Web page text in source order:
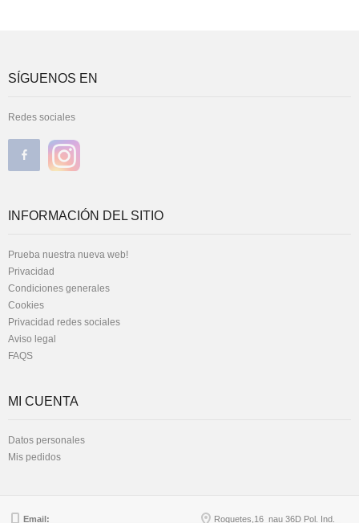
SÍGUENOS EN
Redes sociales
INFORMACIÓN DEL SITIO
Prueba nuestra nueva web!
Privacidad
Condiciones generales
Cookies
Privacidad redes sociales
Aviso legal
FAQS
MI CUENTA
Datos personales
Mis pedidos
Email: Roquetes,16 nau 36D Pol. Ind.